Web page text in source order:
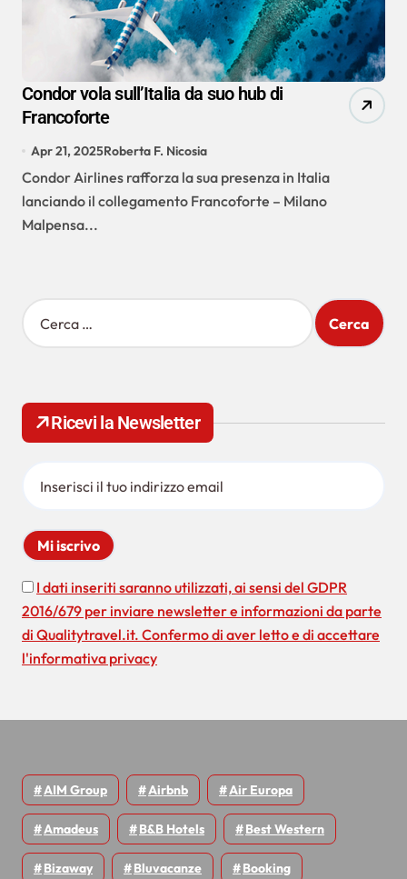
Condor vola sull’Italia da suo hub di
Francoforte
Apr 21, 2025Roberta F. Nicosia
Condor Airlines rafforza la sua presenza in Italia
lanciando il collegamento Francoforte – Milano
Malpensa...
R
i
c
p
Ricevi la Newsletter
I dati inseriti saranno utilizzati, ai sensi del GDPR
2016/679 per inviare newsletter e informazioni da parte
di Qualitytravel.it. Confermo di aver letto e di accettare
l'informativa privacy
AIM Group Airbnb Air Europa
Amadeus B&B Hotels Best Western
Bizaway Bluvacanze Booking